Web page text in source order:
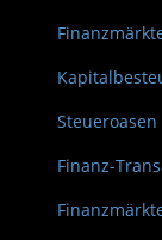
Finanz-